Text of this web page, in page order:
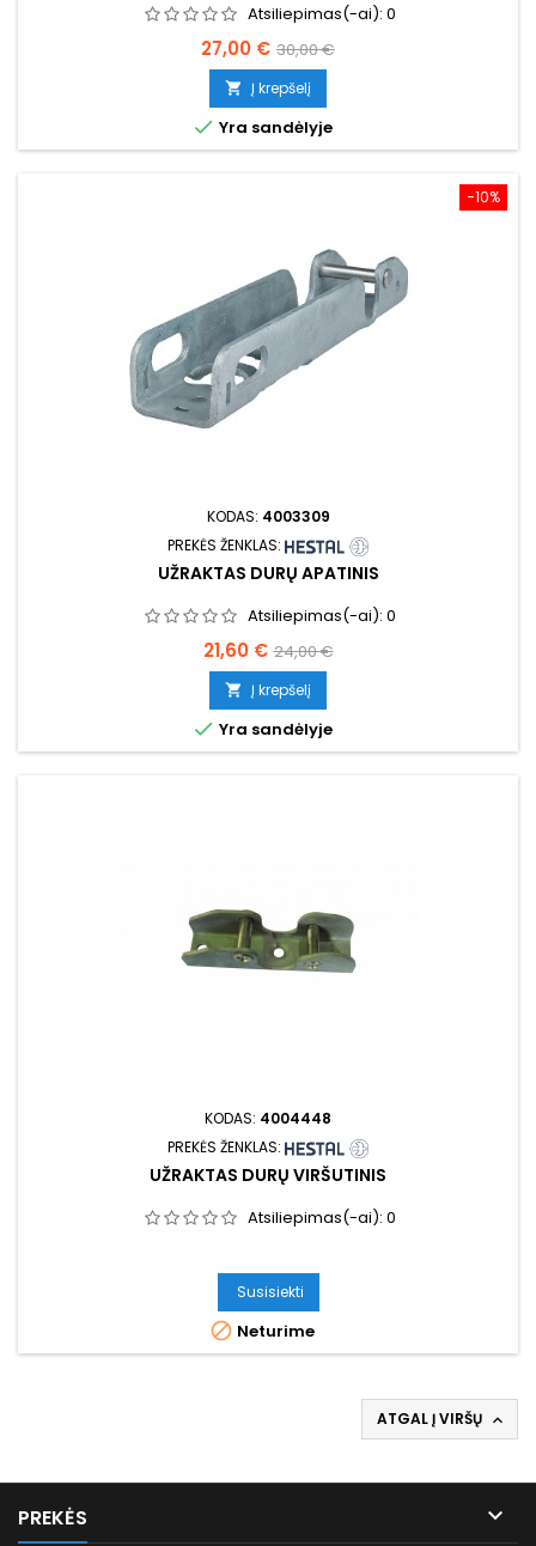
Atsiliepimas(-ai): 0
Kaina
27,00 € Bazinė
kaina
30,00 €
 Į krepšelį
 Yra sandėlyje
−10%
KODAS: 4003309
PREKĖS ŽENKLAS:
UŽRAKTAS DURŲ APATINIS
Atsiliepimas(-ai): 0
Kaina
21,60 € Bazinė
kaina
24,00 €
 Į krepšelį
 Yra sandėlyje
KODAS: 4004448
PREKĖS ŽENKLAS:
UŽRAKTAS DURŲ VIRŠUTINIS
Atsiliepimas(-ai): 0
Susisiekti
 Neturime
ATGAL Į VIRŠŲ 
PREKĖS 